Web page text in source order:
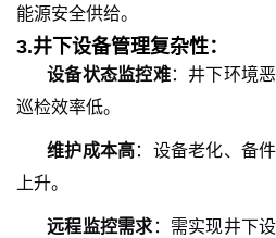
能源安全供给。
3.井下设备管理复杂性：
设备状态监控难：井下环境
巡检效率低。
维护成本高：设备老化、备
上升。
远程监控需求 ：需实现井下